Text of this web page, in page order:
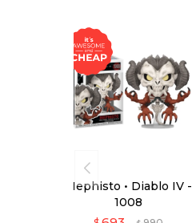
Mephisto • Diablo IV -
1008